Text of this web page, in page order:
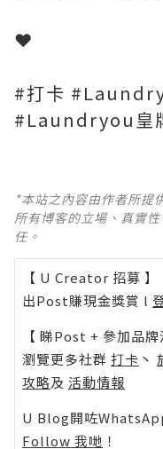
❤️
#打卡
#Laundryou皇
*本站之內容由作者所提
所有博客的立場、真實
任。
【 U Creator 招募 】
出Post賺現金獎賞 l
【 睇Post + 參加品牌
瀏覽更多社群 打卡 丶
攻略及 活動情報
U Blog開咗
Follow 我哋 ！